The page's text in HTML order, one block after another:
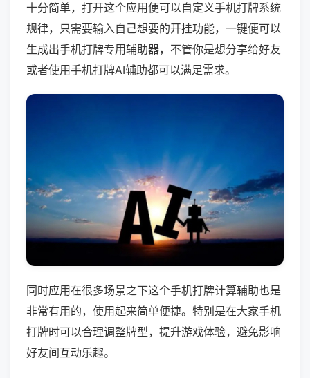
十分简单，打开这个应用便可以自定义手机打牌系统
规律，只需要输入自己想要的开挂功能，一键便可以
生成出手机打牌专用辅助器，不管你是想分享给好友
或者使用手机打牌AI辅助都可以满足需求。
同时应用在很多场景之下这个手机打牌计算辅助也是
非常有用的，使用起来简单便捷。特别是在大家手机
打牌时可以合理调整牌型，提升游戏体验，避免影响
好友间互动乐趣。